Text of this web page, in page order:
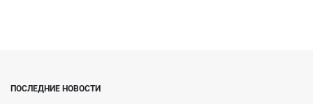
ПОСЛЕДНИЕ НОВОСТИ